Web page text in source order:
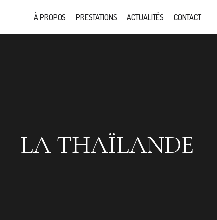
À PROPOS PRESTATIONS ACTUALITÉS CONTACT
LA THAÏLANDE